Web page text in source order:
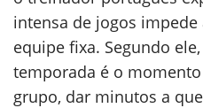
intensa de jogos
equipe fixa. Segundo
temporada é o
grupo, dar minutos a